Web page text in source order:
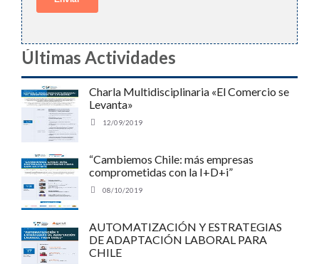
Últimas Actividades
Charla Multidisciplinaria «El Comercio se
Levanta»
12/09/2019
“Cambiemos Chile: más empresas
comprometidas con la I+D+i”
08/10/2019
AUTOMATIZACIÓN Y ESTRATEGIAS
DE ADAPTACIÓN LABORAL PARA
CHILE